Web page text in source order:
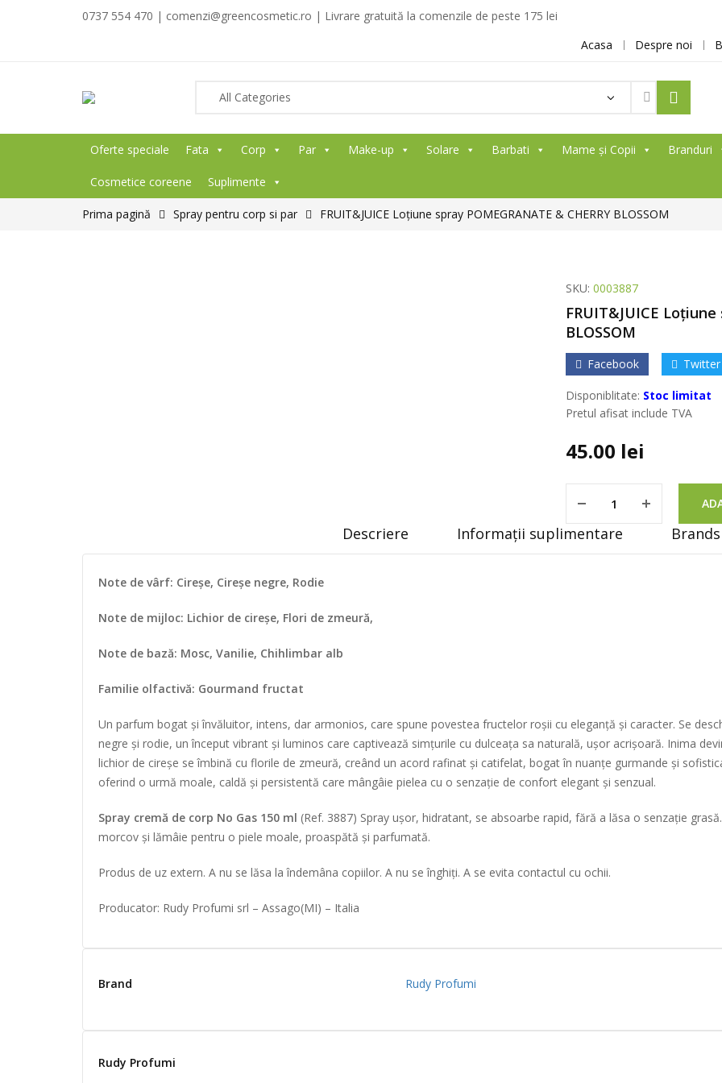
0737 554 470 | comenzi@greencosmetic.ro | Livrare gratuită la comenzile de peste 175 lei
Acasa
Despre noi
Oferte speciale Fata Corp Par Make-up Solare Barbati Mame și Copii Branduri
Cosmetice coreene Suplimente
Prima pagină Spray pentru corp si par FRUIT&JUICE Loțiune spray POMEGRANATE & CHERRY BLOSSOM
SKU: 0003887
FRUIT&JUICE Loțiune
BLOSSOM
Facebook Twitter
Disponiblitate: Stoc limitat
Pretul afisat include TVA
45.00 lei
Descriere Informații suplimentare
Note de vârf: Cireșe, Cireșe negre, Rodie
Note de mijloc: Lichior de cireșe, Flori de zmeură,
Note de bază: Mosc, Vanilie, Chihlimbar alb
Familie olfactivă: Gourmand fructat
Un parfum bogat și învăluitor, intens, dar armonios, care spune povestea fructelor roșii cu eleganță și caracter. Se
negre și rodie, un început vibrant și luminos care captivează simțurile cu dulceața sa naturală, ușor acrișoară. Inima
lichior de cireșe se îmbină cu florile de zmeură, creând un acord rafinat și catifelat, bogat în nuanțe gurmande și
oferind o urmă moale, caldă și persistentă care mângâie pielea cu o senzație de confort elegant și senzual.
Spray cremă de corp No Gas 150 ml (Ref. 3887) Spray ușor, hidratant, se absoarbe rapid, fără a lăsa o senzație
morcov și lămâie pentru o piele moale, proaspătă și parfumată.
Produs de uz extern. A nu se lăsa la îndemâna copiilor. A nu se înghiți. A se evita contactul cu ochii.
Producator: Rudy Profumi srl – Assago(MI) – Italia
Brand Rudy Profumi
Rudy Profumi